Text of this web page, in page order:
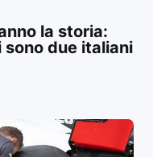
la storia:
due italiani